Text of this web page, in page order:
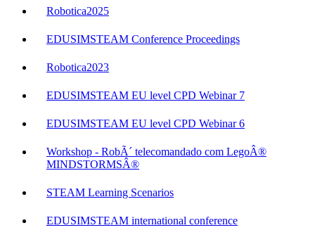
Robotica2025
EDUSIMSTEAM Conference Proceedings
Robotica2023
EDUSIMSTEAM EU level CPD Webinar 7
EDUSIMSTEAM EU level CPD Webinar 6
Workshop - RobÃ´ telecomandado com LegoÂ®
MINDSTORMSÂ®
STEAM Learning Scenarios
EDUSIMSTEAM international conference